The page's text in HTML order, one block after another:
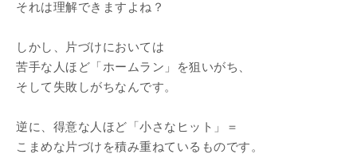
それは理解できますよね？
しかし、片づけにおいては
苦手な人ほど「ホームラン」を狙いがち、
そして失敗しがちなんです。
逆に、得意な人ほど「小さなヒット」＝
こまめな片づけを積み重ねているものです。